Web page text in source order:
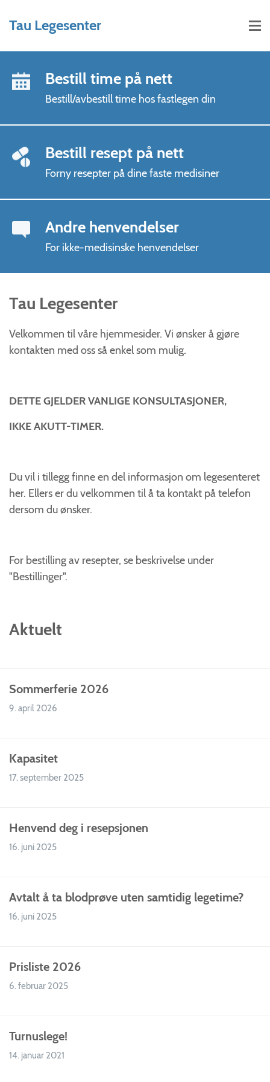
Tau Legesenter
Bestill time på nett
Bestill/avbestill time hos fastlegen din
Bestill resept på nett
Forny resepter på dine faste medisiner
Andre henvendelser
For ikke-medisinske henvendelser
Tau Legesenter
Velkommen til våre hjemmesider. Vi ønsker å gjøre
kontakten med oss så enkel som mulig.
DETTE GJELDER VANLIGE KONSULTASJONER,
IKKE AKUTT-TIMER.
Du vil i tillegg finne en del informasjon om legesenteret
her. Ellers er du velkommen til å ta kontakt på telefon
dersom du ønsker.
For bestilling av resepter, se beskrivelse under
"Bestillinger".
Aktuelt
Sommerferie 2026
9. april 2026
Kapasitet
17. september 2025
Henvend deg i resepsjonen
16. juni 2025
Avtalt å ta blodprøve uten samtidig legetime?
16. juni 2025
Prisliste 2026
6. februar 2025
Turnuslege!
14. januar 2021